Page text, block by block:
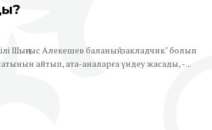
Шыңғыс Алекешев баланың "закладчик" болып
айтып, ата-аналарға үндеу жасады, - ...